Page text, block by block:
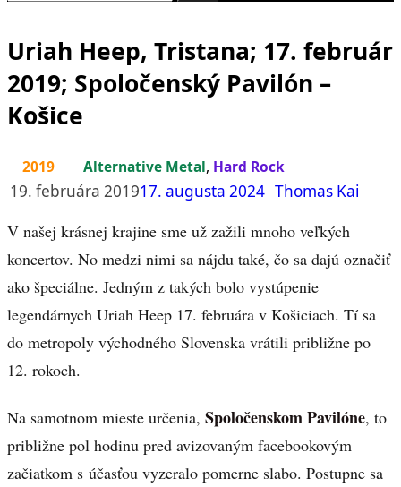
Uriah Heep, Tristana; 17. február
2019; Spoločenský Pavilón –
Košice
2019 Alternative Metal, Hard Rock
19. februára 201917. augusta 2024 Thomas Kai
V našej krásnej krajine sme už zažili mnoho veľkých
koncertov. No medzi nimi sa nájdu také, čo sa dajú označiť
ako špeciálne. Jedným z takých bolo vystúpenie
legendárnych Uriah Heep 17. februára v Košiciach. Tí sa
do metropoly východného Slovenska vrátili približne po
12. rokoch.
Na samotnom mieste určenia, Spoločenskom Pavilóne, to
približne pol hodinu pred avizovaným facebookovým
začiatkom s účasťou vyzeralo pomerne slabo. Postupne sa